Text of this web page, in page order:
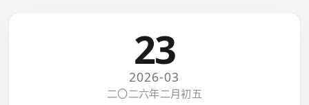
23
2026-03
二〇二六年二月初五